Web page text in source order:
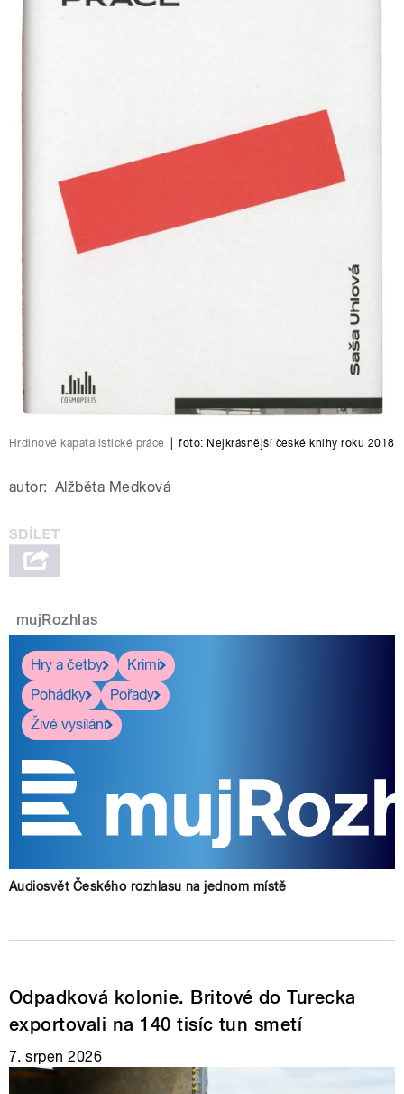
Hrdinové kapatalistické práce foto:Nejkrásnější české knihy roku 2018
autor: Alžběta Medková
mujRozhlas
Hry a četby
Krimi
Pohádky
Pořady
Živé vysílání
Audiosvět Českého rozhlasu na jednom místě
Odpadková kolonie. Britové do Turecka
exportovali na 140 tisíc tun smetí
7. srpen 2026